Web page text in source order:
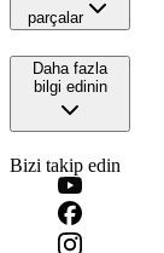
parçalar
Daha fazla
bilgi edinin
Bizi takip edin